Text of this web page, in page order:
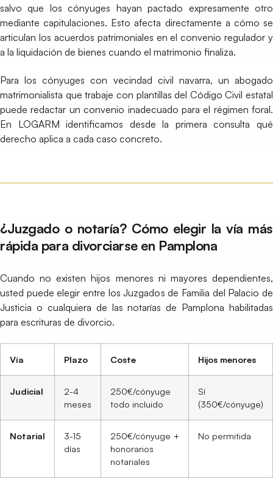
salvo que los cónyuges hayan pactado expresamente otro
mediante capitulaciones. Esto afecta directamente a cómo se
articulan los acuerdos patrimoniales en el convenio regulador y
a la liquidación de bienes cuando el matrimonio finaliza.
Para los cónyuges con vecindad civil navarra, un abogado
matrimonialista que trabaje con plantillas del Código Civil estatal
puede redactar un convenio inadecuado para el régimen foral.
En LOGARM identificamos desde la primera consulta qué
derecho aplica a cada caso concreto.
¿Juzgado o notaría? Cómo elegir la vía más
rápida para divorciarse en Pamplona
Cuando no existen hijos menores ni mayores dependientes,
usted puede elegir entre los Juzgados de Familia del Palacio de
Justicia o cualquiera de las notarías de Pamplona habilitadas
para escrituras de divorcio.
Vía Plazo Coste Hijos menores
Judicial
2-4
meses
250€/cónyuge
todo incluido
Sí
(350€/cónyuge)
Notarial
3-15
días
250€/cónyuge +
honorarios
notariales
No permitida